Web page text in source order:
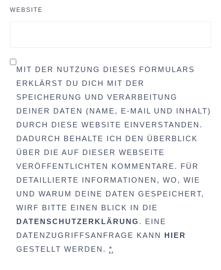
WEBSITE
MIT DER NUTZUNG DIESES FORMULARS
ERKLÄRST DU DICH MIT DER
SPEICHERUNG UND VERARBEITUNG
DEINER DATEN (NAME, E-MAIL UND INHALT)
DURCH DIESE WEBSITE EINVERSTANDEN.
DADURCH BEHALTE ICH DEN ÜBERBLICK
ÜBER DIE AUF DIESER WEBSEITE
VERÖFFENTLICHTEN KOMMENTARE. FÜR
DETAILLIERTE INFORMATIONEN, WO, WIE
UND WARUM DEINE DATEN GESPEICHERT,
WIRF BITTE EINEN BLICK IN DIE
DATENSCHUTZERKLÄRUNG . EINE
DATENZUGRIFFSANFRAGE KANN HIER
GESTELLT WERDEN. *